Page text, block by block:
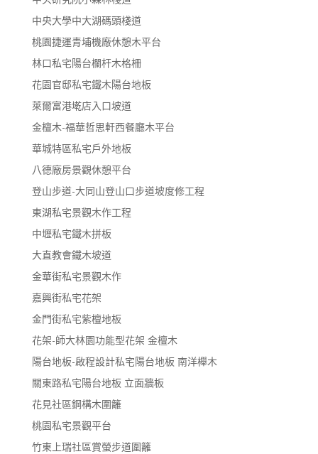
中央大學中大湖碼頭棧道
桃園捷運青埔機廠休憩木平台
林口私宅陽台欄杆木格柵
花園官邸私宅鐵木陽台地板
萊爾富港墘店入口坡道
金檀木-福華哲思軒西餐廳木平台
華城特區私宅戶外地板
八德廠房景觀休憩平台
登山步道-大同山登山口步道坡度修工程
東湖私宅景觀木作工程
中壢私宅鐵木拼板
大直教會鐵木坡道
金華街私宅景觀木作
嘉興街私宅花架
金門街私宅紫檀地板
花架-師大林園功能型花架 金檀木
陽台地板-啟程設計私宅陽台地板 南洋櫸木
關東路私宅陽台地板 立面牆板
花見社區鋼構木圍籬
桃園私宅景觀平台
竹東上瑞社區賞螢步道圍籬